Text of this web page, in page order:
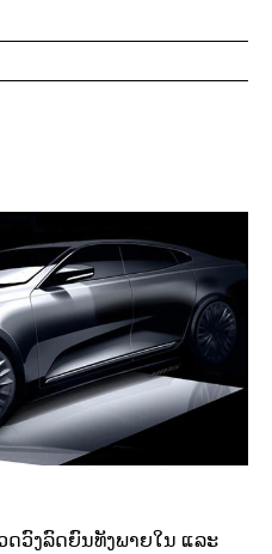
ວົງ​ລົດ​ຍົນ​ທັງພາຍ​ໃນ​ ແລະ